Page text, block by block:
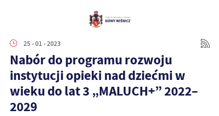
25 - 01 - 2023
Nabór do programu rozwoju
instytucji opieki nad dziećmi w
wieku do lat 3 „MALUCH+” 2022–
2029